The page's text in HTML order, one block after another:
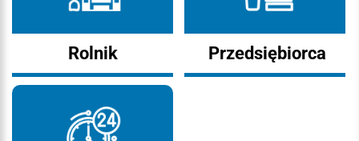
Rolnik Przedsiębiorca